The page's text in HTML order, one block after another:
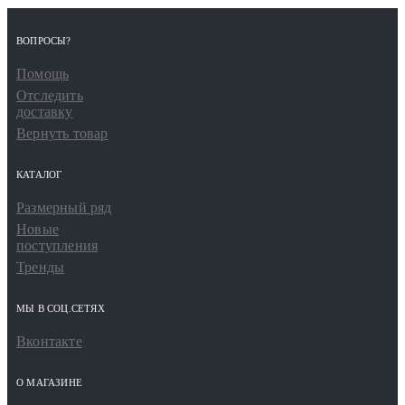
ВОПРОСЫ?
Помощь
Отследить
доставку
Вернуть товар
КАТАЛОГ
Размерный ряд
Новые
поступления
Тренды
МЫ В СОЦ.СЕТЯХ
Вконтакте
О МАГАЗИНЕ